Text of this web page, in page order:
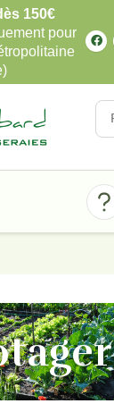
150€
pour